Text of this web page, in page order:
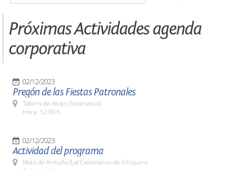
Próximas Actividades agenda
corporativa
02/12/2023
Pregón de las Fiestas Patronales
Tabera de Abajo (Salamanca)
Hora: 12:00 h.
02/12/2023
Actividad del programa
Mata de Armuña (La) Castellanos de Villiquera